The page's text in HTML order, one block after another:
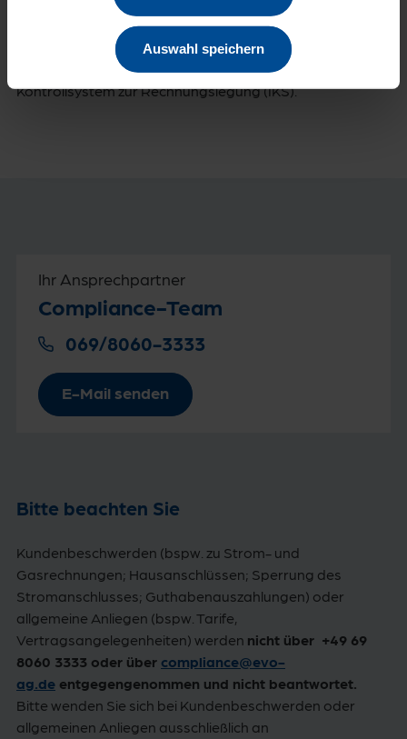
Auswahl speichern
Weitere wichtige Bestandteile unserer
Unternehmenssteuerung sind unser
Risikomanagementsystem und das interne
Kontrollsystem zur Rechnungslegung (IKS).
Ihr Ansprechpartner
Compliance-Team
069/8060-3333
E-Mail senden
Bitte beachten Sie
Kundenbeschwerden (bspw. zu Strom- und
Gasrechnungen; Hausanschlüssen; Sperrung des
Stromanschlusses; Guthabenauszahlungen) oder
allgemeine Anliegen (bspw. Tarife,
Vertragsangelegenheiten) werden nicht über +49 69
8060 3333 oder über compliance@evo-
ag.de entgegengenommen und nicht beantwortet.
Bitte wenden Sie sich bei Kundenbeschwerden oder
allgemeinen Anliegen ausschließlich an